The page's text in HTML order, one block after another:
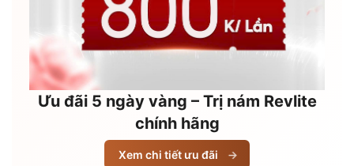
Ưu đãi 5 ngày vàng – Trị nám Revlite
chính hãng
Xem chi tiết ưu đãi →